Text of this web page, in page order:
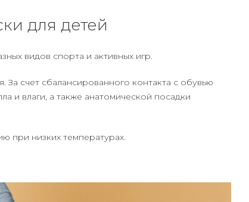
для детей
видов спорта и активных игр.
За счет сбалансированного контакта с обувью
и влаги, а также анатомической посадки
при низких температурах.